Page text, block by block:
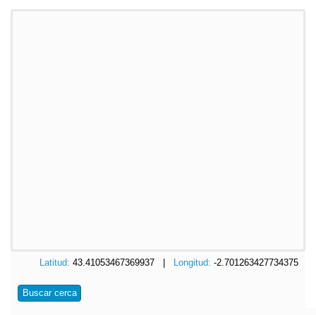
Latitud: 43.41053467369937 | Longitud: -2.701263427734375
Buscar cerca